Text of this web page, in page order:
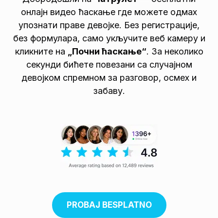
онлајн видео ћаскање где можете одмах
упознати праве девојке. Без регистрације,
без формулара, само укључите веб камеру и
кликните на
„Почни ћаскање“. За неколико
секунди бићете повезани са случајном
девојком спремном за разговор, осмех и
забаву.
PROBAJ BESPLATNO